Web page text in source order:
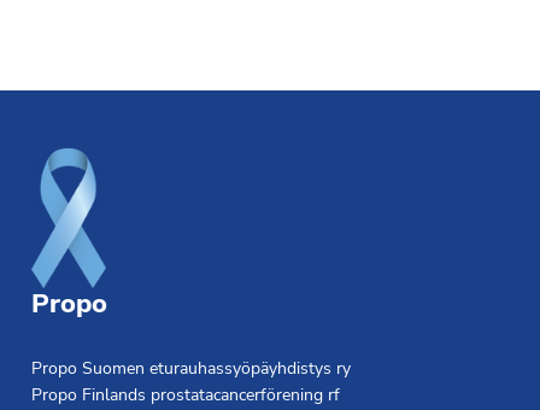
Propo
Propo Suomen eturauhassyöpäyhdistys ry
Propo Finlands prostatacancerförening rf